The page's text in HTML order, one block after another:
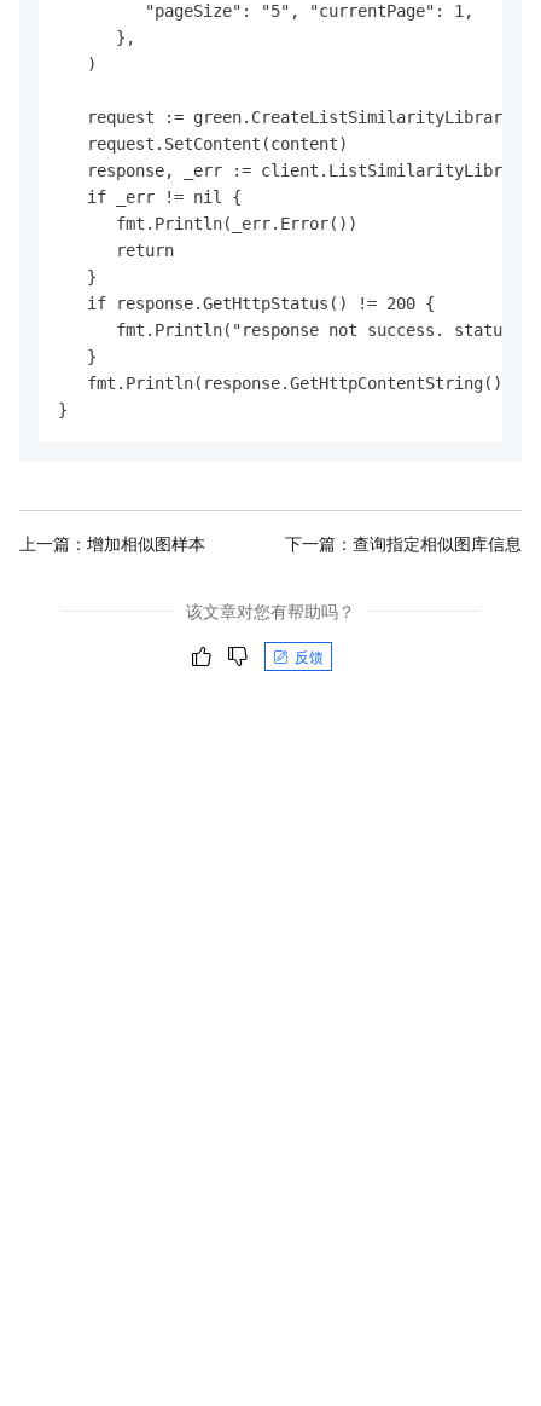
         "pageSize": "5", "currentPage": 1,
      },
   )
request :=
   request.SetContent(content)
response, _err :=
   if _err != nil {
      fmt.Println(_err.Error())
      return
   }
   if response.GetHttpStatus() != 200 {
fmt.Println("response not success.
   }
   fmt.Println(response.GetHttpContentString())
}
上一篇： 增加相似图样本 下一篇： 查询指定相似图库信息
该文章对您有帮助吗？
反馈